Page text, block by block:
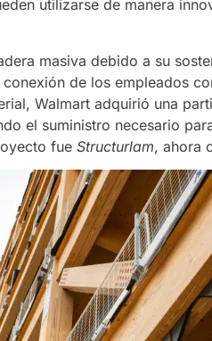
utilizarse de manera
masiva debido a su
de los empleados
Walmart adquirió una
el suministro necesario
fue Structurlam, ahora